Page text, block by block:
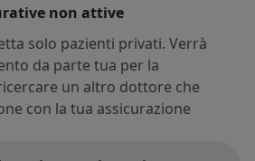
non attive
solo pazienti privati. Verrà
da parte tua per la
un altro dottore che
con la tua assicurazione